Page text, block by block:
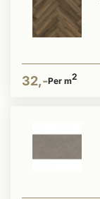
32,-Per m2